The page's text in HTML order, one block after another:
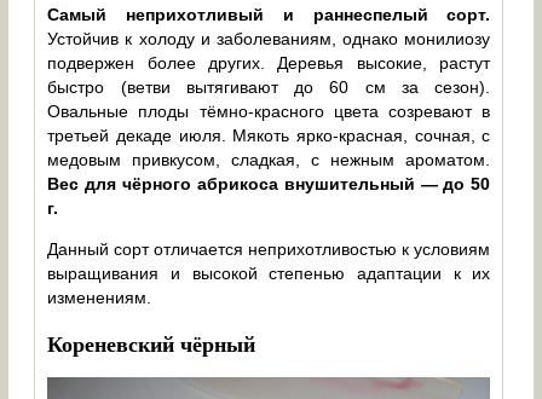
Самый неприхотливый и раннеспелый сорт.
Устойчив к холоду и заболеваниям, однако монилиозу
подвержен более других. Деревья высокие, растут
быстро (ветви вытягивают до 60 см за сезон).
Овальные плоды тёмно-красного цвета созревают в
третьей декаде июля. Мякоть ярко-красная, сочная, с
медовым привкусом, сладкая, с нежным ароматом.
Вес для чёрного абрикоса внушительный — до 50
г.
Данный сорт отличается неприхотливостью к условиям
выращивания и высокой степенью адаптации к их
изменениям.
Кореневский чёрный